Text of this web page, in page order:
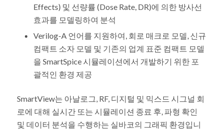
Effects) 및 선량률 (Dose Rate, DR)에 의한 방사선
효과를 모델링하여 분석
Verilog-A 언어를 지원하여, 회로 매크로 모델, 신규
컴팩트 소자 모델 및 기존의 업계 표준 컴팩트 모델
을 SmartSpice 시뮬레이션에서 개발하기 위한 포
괄적인 환경 제공
SmartView는 아날로그, RF, 디지털 및 믹스드 시그널 회
로에 대해 실시간 또는 시뮬레이션 종료 후, 파형 확인
및 데이터 분석을 수행하는 실바코의 그래픽 환경입니